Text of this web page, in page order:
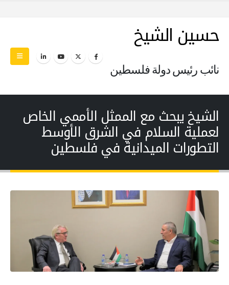
حسين الشيخ
نائب رئيس دولة فلسطين
الشيخ يبحث مع الممثل الأممي الخاص
لعملية السلام في الشرق الأوسط
التطورات الميدانية في فلسطين